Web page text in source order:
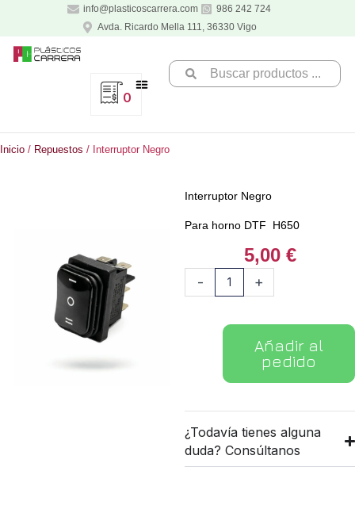
contenido
info@plasticoscarrera.com
986 242 724
Avda. Ricardo Mella 111, 36330 Vigo
Search
...
0
Inicio / Repuestos / Interruptor Negro
Interruptor Negro
Para horno DTF H650
5,00 €
-
Interruptor
Negro
+
Añadir al
pedido
¿Todavía tienes alguna
duda? Consúltanos